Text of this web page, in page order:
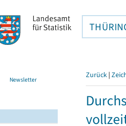
Newsletter Zurück |